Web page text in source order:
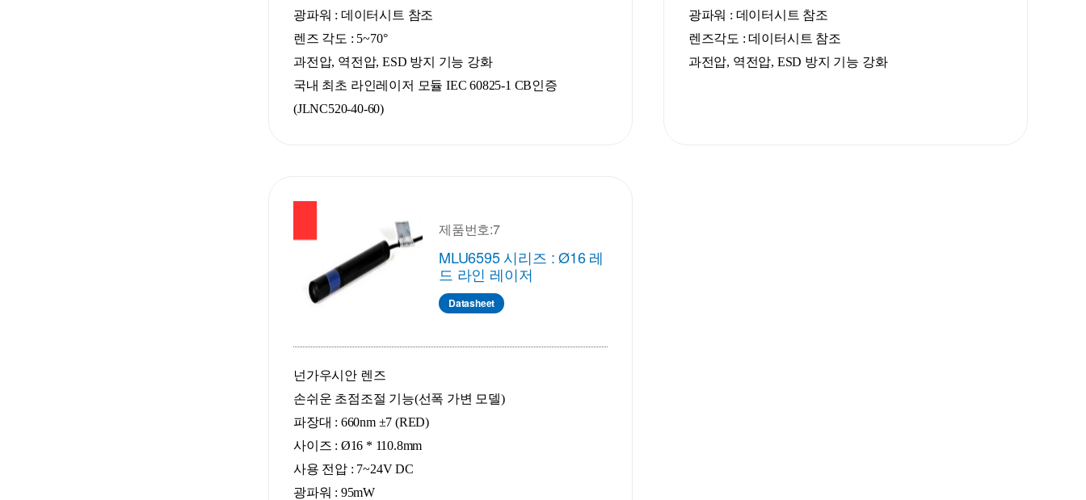
광파워 : 데이터시트 참조
렌즈 각도 : 5~70°
과전압, 역전압, ESD 방지 기능 강화
국내 최초 라인레이저 모듈 IEC 60825-1 CB인증
(JLNC520-40-60)
광파워 : 데이터시트 참조
렌즈각도 :데이터시트 참조
과전압, 역전압, ESD 방지 기능 강화
제품번호:7
MLU6595 시리즈 : Ø16 레
드 라인 레이저
Datasheet
넌가우시안 렌즈
손쉬운 초점조절 기능(선폭 가변 모델)
파장대 : 660nm ±7 (RED)
사이즈 : Ø16 * 110.8mm
사용 전압 : 7~24V DC
광파워 : 95mW